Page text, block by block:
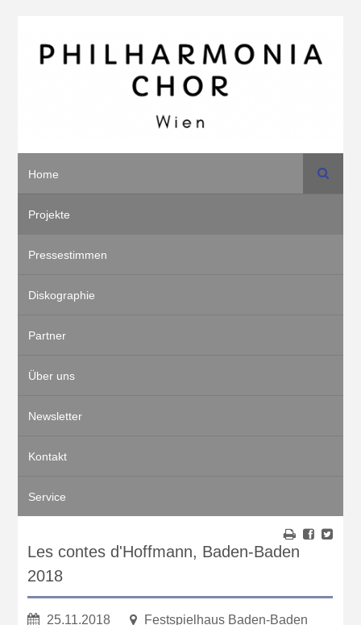
Home
Projekte
Pressestimmen
Diskographie
Partner
Über uns
Newsletter
Kontakt
Service
Suche
Les contes d'Hoffmann, Baden-Baden
2018
25.11.2018 Festspielhaus Baden-Baden